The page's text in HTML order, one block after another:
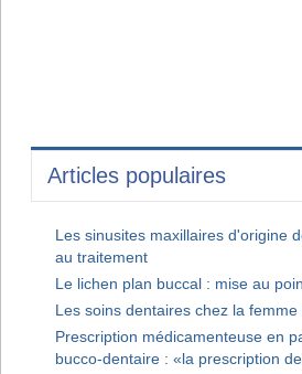
Articles populaires
Les sinusites maxillaires d'origine
au traitement
Le lichen plan buccal : mise au
Les soins dentaires chez la femme
Prescription médicamenteuse en
bucco-dentaire : «la prescription